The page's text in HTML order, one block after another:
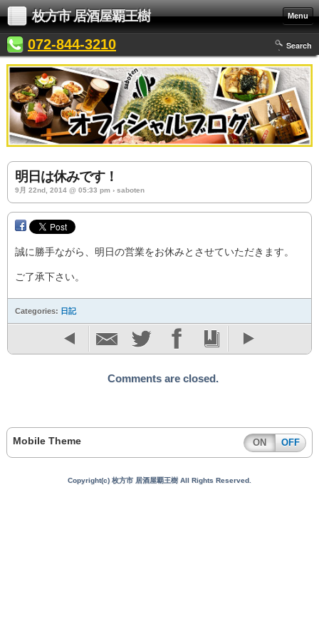
枚方市 居酒屋覇王樹 Menu
072-844-3210 Search
明日は休みです！
9月 22nd, 2014 @ 05:33 pm › saboten
誠に勝手ながら、明日の営業をお休みとさせていただきます。
ご了承下さい。
Categories: 日記
Comments are closed.
Mobile Theme ON OFF
Copyright(c) 枚方市 居酒屋覇王樹 All Rights Reserved.